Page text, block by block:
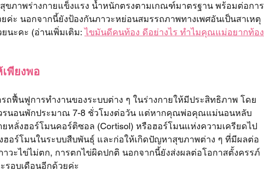
สุขภาพร่างกายแข็งแรง น้ำหนักตรงตามเกณฑ์มาตรฐาน พร้อมต่อการ
ค่ะ นอกจากนี้ยังป้องกันภาวะหย่อนสมรรถภาพทางเพศอันเป็นสาเหตุ
นะคะ (อ่านเพิ่มเติม: ไขมันดีคนท้อง ดีอย่างไร ทำไมคุณแม่อยากท้อง
พียงพอ
ถฟื้นฟูการทำงานของระบบต่าง ๆ ในร่างกายให้มีประสิทธิภาพ โดย
นอนพักประมาณ 7-8 ชั่วโมงต่อวัน แต่หากคุณพ่อคุณแม่นอนหลับ
ยหลั่งฮอร์โมนคอร์ติซอล (Cortisol) หรือฮอร์โมนแห่งความเครียดไป
ฮอร์โมนในระบบสืบพันธุ์ และก่อให้เกิดปัญหาสุขภาพต่าง ๆ ที่มีผลต่อ
าวะไข่ไม่ตก, การตกไข่ผิดปกติ นอกจากนี้ยังส่งผลต่อโอกาสตั้งครรภ์
รอบเดือนอีกด้วยค่ะ